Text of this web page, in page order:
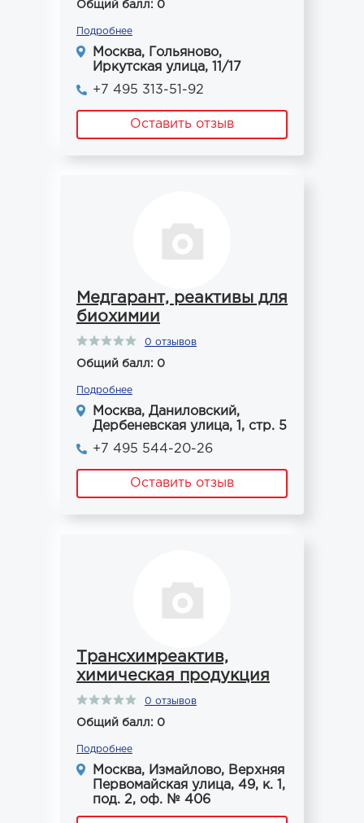
Общий балл: 0
Подробнее
Москва, Гольяново,
Иркутская улица, 11/17
+7 495 313-51-92
Оставить отзыв
Медгарант, реактивы для
биохимии
0 отзывов
Общий балл: 0
Подробнее
Москва, Даниловский,
Дербеневская улица, 1, стр. 5
+7 495 544-20-26
Оставить отзыв
Трансхимреактив,
химическая продукция
0 отзывов
Общий балл: 0
Подробнее
Москва, Измайлово, Верхняя
Первомайская улица, 49, к. 1,
под. 2, оф. № 406